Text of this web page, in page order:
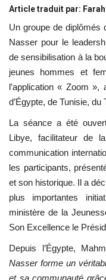
Les auspices
Mouvement de la
Nasser
La Bourse Nasser
international
Actualités
Équipe de travail
Les pionniers
Le citoyen mondial
Documents
Article traduit par: Farah
Un groupe de diplômés
Nasser pour le
de sensibilisation à la
jeunes hommes et
l’application « Zoom »,
d’Égypte, de Tunisie, du
La séance a été
Libye, facilitateur de
communication
les participants,
et son historique. Il a
plus importantes
ministère de la
Son Excellence le
Depuis l’Égypte,
Nasser forme un
et sa communauté